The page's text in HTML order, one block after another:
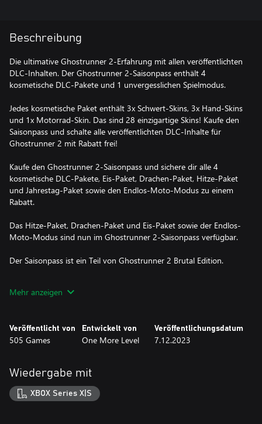
Beschreibung
Die ultimative Ghostrunner 2-Erfahrung mit allen veröffentlichten
DLC-Inhalten. Der Ghostrunner 2-Saisonpass enthält 4
kosmetische DLC-Pakete und 1 unvergesslichen Spielmodus.
Jedes kosmetische Paket enthält 3x Schwert-Skins, 3x Hand-Skins
und 1x Motorrad-Skin. Das sind 28 einzigartige Skins! Kaufe den
Saisonpass und schalte alle veröffentlichten DLC-Inhalte für
Ghostrunner 2 mit Rabatt frei!
Kaufe den Ghostrunner 2-Saisonpass und sichere dir alle 4
kosmetische DLC-Pakete, Eis-Paket, Drachen-Paket, Hitze-Paket
und Jahrestag-Paket sowie den Endlos-Moto-Modus zu einem
Rabatt.
Das Hitze-Paket, Drachen-Paket und Eis-Paket sowie der Endlos-
Moto-Modus sind nun im Ghostrunner 2-Saisonpass verfügbar.
Der Saisonpass ist ein Teil von Ghostrunner 2 Brutal Edition.
Mehr anzeigen
Veröffentlicht von
505 Games
Entwickelt von
One More Level
Veröffentlichungsdatum
7.12.2023
Wiedergabe mit
XBOX Series X|S